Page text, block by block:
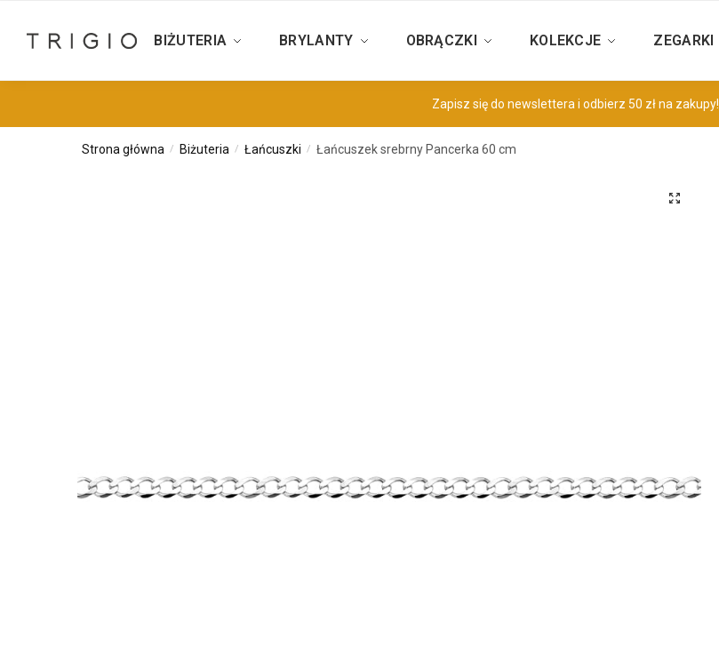
BIŻUTERIA BRYLANTY OBRĄCZKI KOLEKCJE ZEGARKI
Zapisz się do newslettera i odbierz 50 zł na zakupy!
Strona główna / Biżuteria / Łańcuszki / Łańcuszek srebrny Pancerka 60 cm